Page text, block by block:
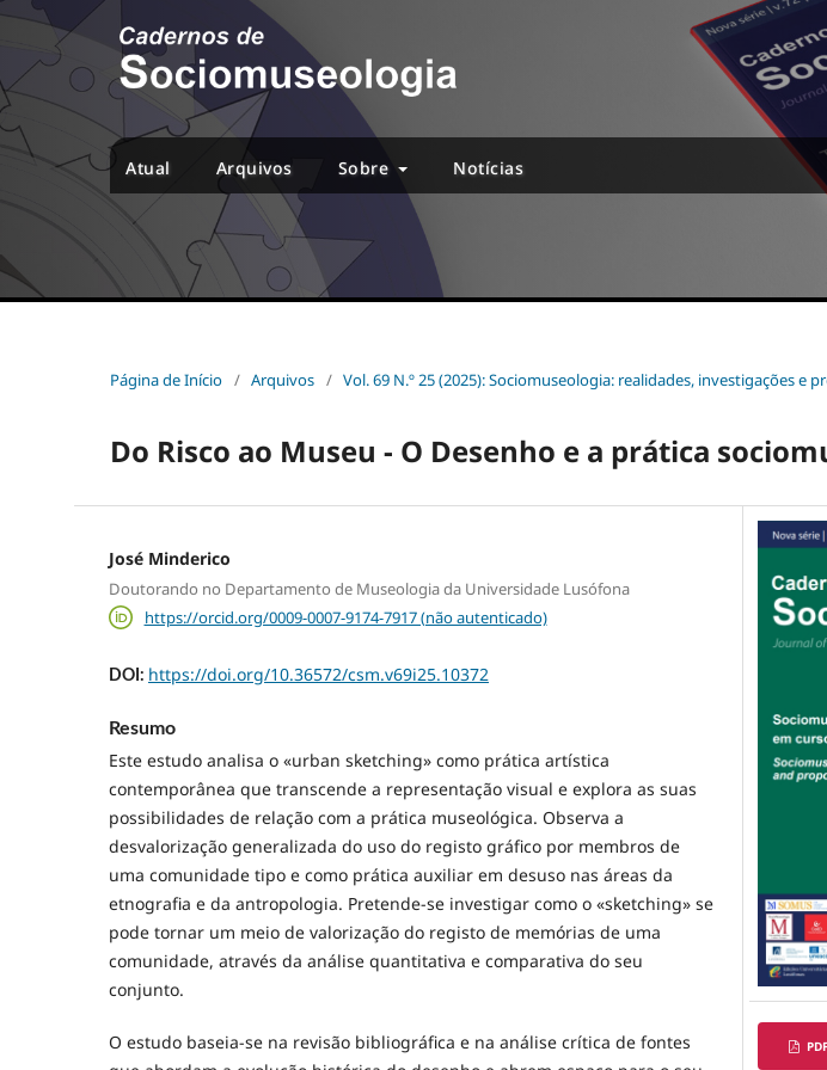
Atual Arquivos Sobre Notícias
Página de Início / Arquivos / Vol. 69 N.º 25 (2025): Sociomuseologia: realidades, investigações e
Do Risco ao Museu - O Desenho e a prática
José Minderico
Doutorando no Departamento de Museologia da Universidade Lusófona
https://orcid.org/0009-0007-9174-7917 (não autenticado)
DOI: https://doi.org/10.36572/csm.v69i25.10372
Resumo
Este estudo analisa o «urban sketching» como prática artística
contemporânea que transcende a representação visual e explora as suas
possibilidades de relação com a prática museológica. Observa a
desvalorização generalizada do uso do registo gráfico por membros de
uma comunidade tipo e como prática auxiliar em desuso nas áreas da
etnografia e da antropologia. Pretende-se investigar como o «sketching» se
pode tornar um meio de valorização do registo de memórias de uma
comunidade, através da análise quantitativa e comparativa do seu
conjunto.
O estudo baseia-se na revisão bibliográfica e na análise crítica de fontes
PDF